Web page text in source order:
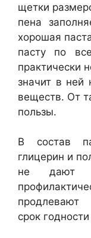
щетки
пена
хорошая
пасту по
практически
значит в ней
веществ. От
пользы.
В состав
глицерин и
не дают
продлевают
срок